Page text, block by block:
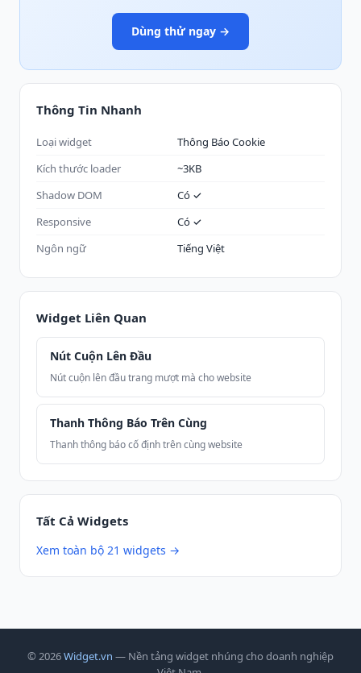
Dùng thử ngay →
Thông Tin Nhanh
Loại widget
Thông Báo Cookie
Kích thước loader
~3KB
Shadow DOM
Có ✓
Responsive
Có ✓
Ngôn ngữ
Tiếng Việt
Widget Liên Quan
Nút Cuộn Lên Đầu
Nút cuộn lên đầu trang mượt mà cho website
Thanh Thông Báo Trên Cùng
Thanh thông báo cố định trên cùng website
Tất Cả Widgets
Xem toàn bộ 21 widgets →
© 2026Widget.vn — Nền tảng widget nhúng cho doanh nghiệp